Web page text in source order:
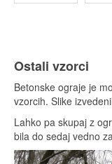
Ostali vzorci
Betonske ograje je
vzorcih. Slike
Lahko pa skupaj z
bila do sedaj vedno